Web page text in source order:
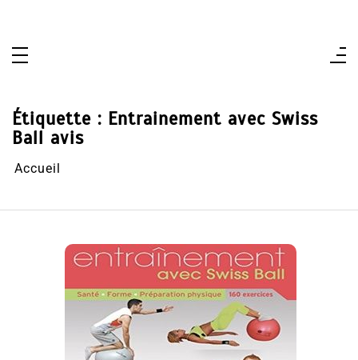
Étiquette : Entrainement avec Swiss
Ball avis
Accueil